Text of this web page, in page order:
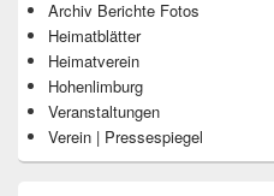
Archiv Berichte Fotos
Heimatblätter
Heimatverein
Hohenlimburg
Veranstaltungen
Verein | Pressespiegel